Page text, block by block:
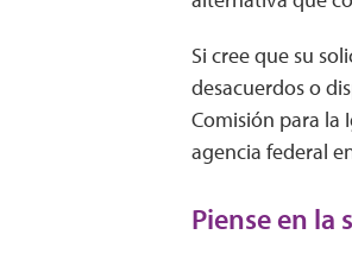
Si cree que su
desacuerdos o
Comisión para la
agencia federal
Piense en la